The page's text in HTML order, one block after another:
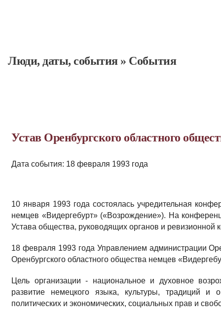
Люди, даты, cобытия» События
Устав Оренбургского областного
Дата события: 18 февраля 1993 года
10 января 1993 года состоялась учредительная
немцев «Видергебурт» («Возрождение»). На
Устава общества, руководящих органов и ревизионной
18 февраля 1993 года Управлением администрации
Оренбургского областного общества немцев
Цель организации - национальное и духовное
развитие немецкого языка, культуры, традиций и
политических и экономических, социальных прав и